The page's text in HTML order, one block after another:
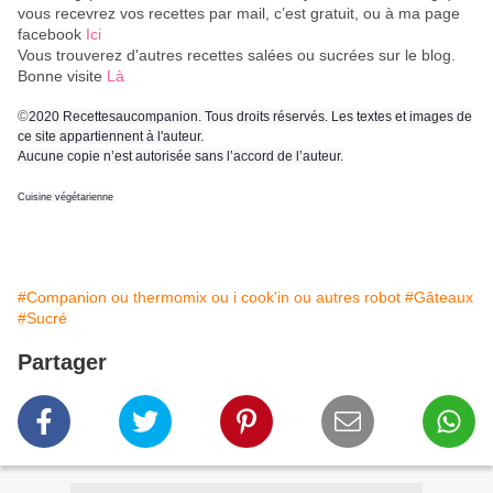
vous recevrez vos recettes par mail, c’est gratuit , ou à ma page
facebook Ici
Vous trouverez d'autres recettes salées ou sucrées sur le blog.
Bonne visite Là
©2020 Recettesaucompanion. Tous droits réservés. Les textes et images de
ce site appartiennent à l'auteur.
Aucune copie n’est autorisée sans l’accord de l’auteur.
Cuisine végétarienne
#Companion ou thermomix ou i cook'in ou autres robot #Gâteaux
#Sucré
Partager